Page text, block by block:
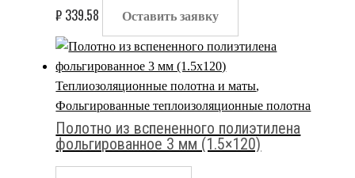
₽ 339.58 Оставить заявку
Теплиозоляционные полотна и маты,
Фольгированные теплоизоляционные полотна
Полотно из вспененного полиэтилена
фольгированное 3 мм (1.5×120)